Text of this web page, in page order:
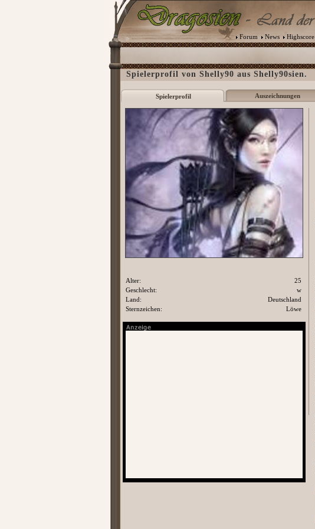
Forum News Highscore
Spielerprofil von Shelly90 aus Shelly90sien.
Spielerprofil Auszeichnungen
Alter:
25
Geschlecht:
w
Land:
Deutschland
Sternzeichen:
Löwe